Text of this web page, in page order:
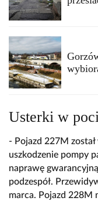
Usterki w
- Pojazd 227M
uszkodzenie pompy
naprawę
podzespół.
marca. Pojazd 228M